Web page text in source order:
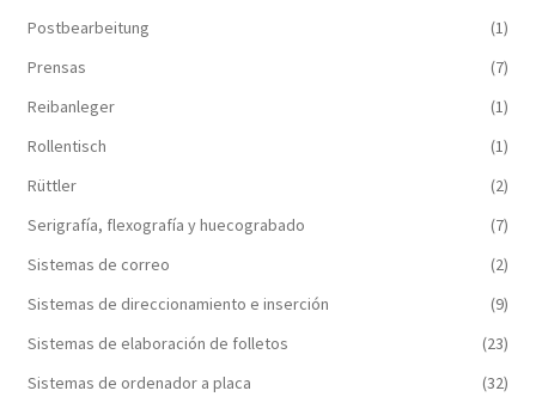
Postbearbeitung
(1)
Prensas
(7)
Reibanleger
(1)
Rollentisch
(1)
Rüttler
(2)
Serigrafía, flexografía y huecograbado
(7)
Sistemas de correo
(2)
Sistemas de direccionamiento e inserción
(9)
Sistemas de elaboración de folletos
(23)
Sistemas de ordenador a placa
(32)